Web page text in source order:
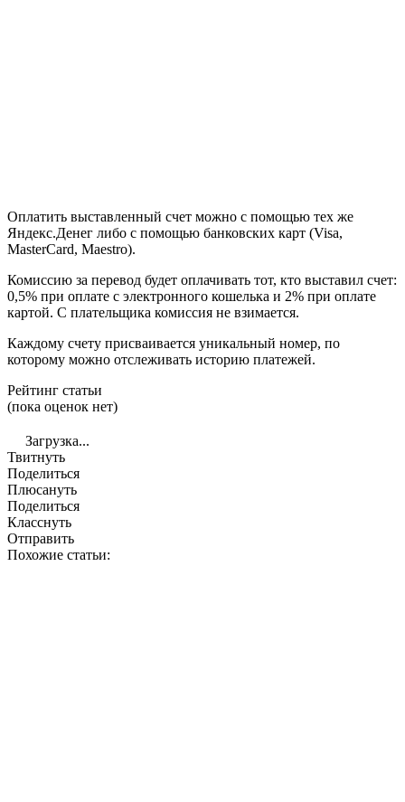
Оплатить выставленный счет можно с помощью тех же
Яндекс.Денег либо с помощью банковских карт (Visa,
MasterCard, Maestro).
Комиссию за перевод будет оплачивать тот, кто выставил счет:
0,5% при оплате с электронного кошелька и 2% при оплате
картой. С плательщика комиссия не взимается.
Каждому счету присваивается уникальный номер, по
которому можно отслеживать историю платежей.
Рейтинг статьи
(пока оценок нет)
Загрузка...
Твитнуть
Поделиться
Плюсануть
Поделиться
Класснуть
Отправить
Похожие статьи: